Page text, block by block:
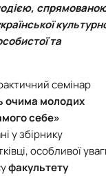
пам'ятки
комплекс, лісове і
ветеринарна
України (English)
науково-
організації
заходів
ініціатива
працівники
правові акти
НУБіП України
НАЗК
НАЗК
та
семінар
очима молодих
себе»
у збірнику
особливої
факультету